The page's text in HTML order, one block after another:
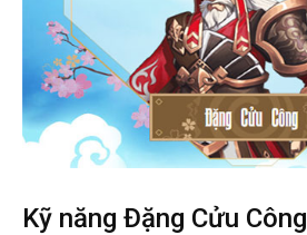
Kỹ năng Đặng Cửu Công